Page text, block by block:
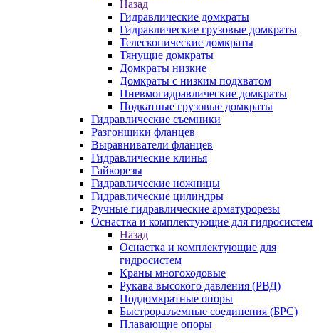
Назад
Гидравлические домкраты
Гидравлические грузовые домкраты
Телескопические домкраты
Тянущие домкраты
Домкраты низкие
Домкраты с низким подхватом
Пневмогидравлические домкраты
Подкатные грузовые домкраты
Гидравлические съемники
Разгонщики фланцев
Выравниватели фланцев
Гидравлические клинья
Гайкорезы
Гидравлические ножницы
Гидравлические цилиндры
Ручные гидравлические арматурорезы
Оснастка и комплектующие для гидросистем
Назад
Оснастка и комплектующие для
гидросистем
Краны многоходовые
Рукава высокого давления (РВД)
Поддомкратные опоры
Быстроразъемные соединения (БРС)
Плавающие опоры